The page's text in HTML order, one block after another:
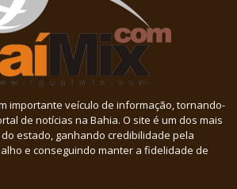
importante veículo de informação, tornando-
de notícias na Bahia. O site é um dos mais
estado, ganhando credibilidade pela
e conseguindo manter a fidelidade de